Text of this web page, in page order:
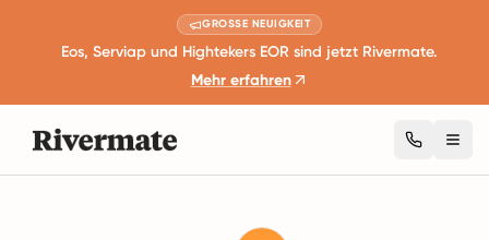
GROSSE NEUIGKEIT
Eos, Serviap und Hightekers EOR sind jetzt Rivermate.
Mehr erfahren